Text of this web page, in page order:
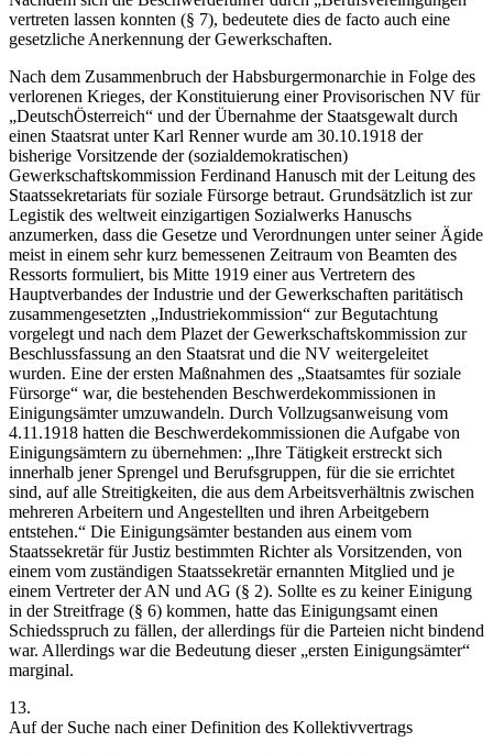
vertreten lassen konnten (§ 7), bedeutete dies de facto auch eine
gesetzliche Anerkennung der Gewerkschaften.
Nach dem Zusammenbruch der Habsburgermonarchie in Folge des
verlorenen Krieges, der Konstituierung einer Provisorischen NV für
„DeutschÖsterreich“ und der Übernahme der Staatsgewalt durch
einen Staatsrat unterKarl Rennerwurde am 30.10.1918 der
bisherige Vorsitzende der (sozialdemokratischen)
Gewerkschaftskommission Ferdinand Hanusch mit der Leitung des
Staatssekretariats für soziale Fürsorge betraut. Grundsätzlich ist zur
Legistik des weltweit einzigartigen Sozialwerks Hanuschs
anzumerken, dass die Gesetze und Verordnungen unter seiner Ägide
meist in einem sehr kurz bemessenen Zeitraum von Beamten des
Ressorts formuliert, bis Mitte 1919 einer aus Vertretern des
Hauptverbandes der Industrie und der Gewerkschaften paritätisch
zusammengesetzten „Industriekommission“ zur Begutachtung
vorgelegt und nach dem Plazet der Gewerkschaftskommission zur
Beschlussfassung an den Staatsrat und die NV weitergeleitet
wurden. Eine der ersten Maßnahmen des „Staatsamtes für soziale
Fürsorge“ war, die bestehenden Beschwerdekommissionen in
Einigungsämter umzuwandeln. Durch Vollzugsanweisung vom
4.11.1918 hatten die Beschwerdekommissionen die Aufgabe von
Einigungsämtern zu übernehmen: „Ihre Tätigkeit erstreckt sich
innerhalb jener Sprengel und Berufsgruppen, für die sie errichtet
sind, auf alle Streitigkeiten, die aus dem Arbeitsverhältnis zwischen
mehreren Arbeitern und Angestellten und ihren Arbeitgebern
entstehen.“ Die Einigungsämter bestanden aus einem vom
Staatssekretär für Justiz bestimmten Richter als Vorsitzenden, von
einem vom zuständigen Staatssekretär ernannten Mitglied und je
einem Vertreter der AN und AG (§ 2). Sollte es zu keiner Einigung
in der Streitfrage (§ 6) kommen, hatte das Einigungsamt einen
Schiedsspruch zu fällen, der allerdings für die Parteien nicht bindend
war. Allerdings war die Bedeutung dieser „ersten Einigungsämter“
marginal.
13.
Auf der Suche nach einer Definition des Kollektivvertrags